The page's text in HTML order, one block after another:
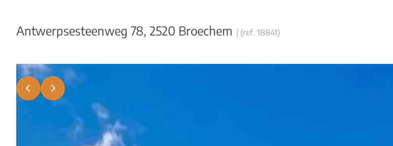
Antwerpsesteenweg 78, 2520 Broechem (ref. 18841)